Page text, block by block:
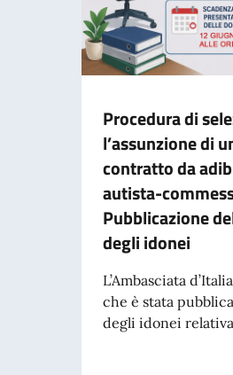
Procedura di
l’assunzione di
contratto da
autista-
Pubblicazione
degli idonei
L’Ambasciata
che è stata
degli idonei